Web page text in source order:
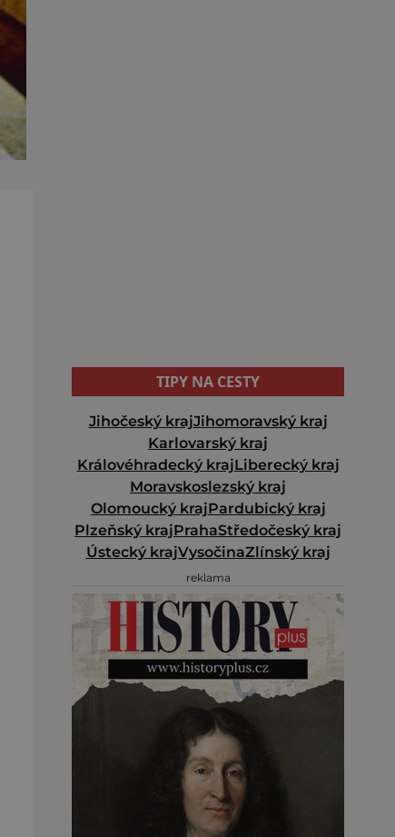
TIPY NA CESTY
Jihočeský krajJihomoravský kraj
Karlovarský kraj
Královéhradecký krajLiberecký kraj
Moravskoslezský kraj
Olomoucký krajPardubický kraj
Plzeňský krajPrahaStředočeský kraj
Ústecký krajVysočinaZlínský kraj
reklama